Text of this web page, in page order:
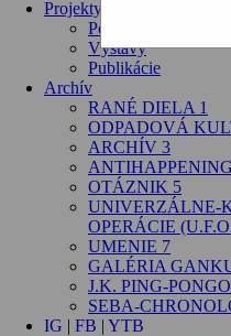
Projekty
Podujatia
Výstavy
Publikácie
Archív
RANÉ DIELA 1
ODPADOVÁ
ARCHÍV 3
OTÁZNIK 5
UNIVERZÁLNE-
OPERÁCIE
UMENIE 7
GALÉRIA
J.K. PING-
SEBA-
IG | FB | YTB